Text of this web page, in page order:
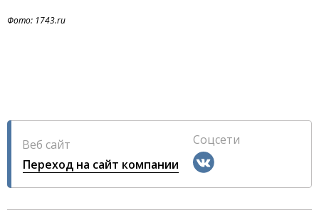
Фото: 1743.ru
Веб сайт
Переход на сайт компании
Соцсети